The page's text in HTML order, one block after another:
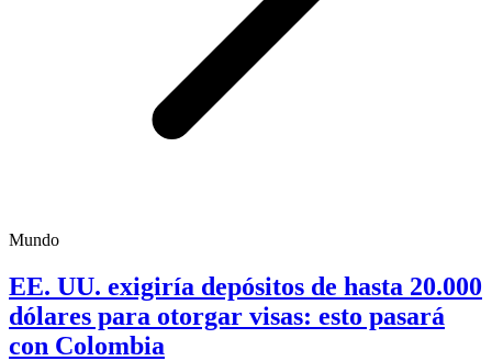
Mundo
EE. UU. exigiría depósitos de hasta 20.000
dólares para otorgar visas: esto pasará
con Colombia